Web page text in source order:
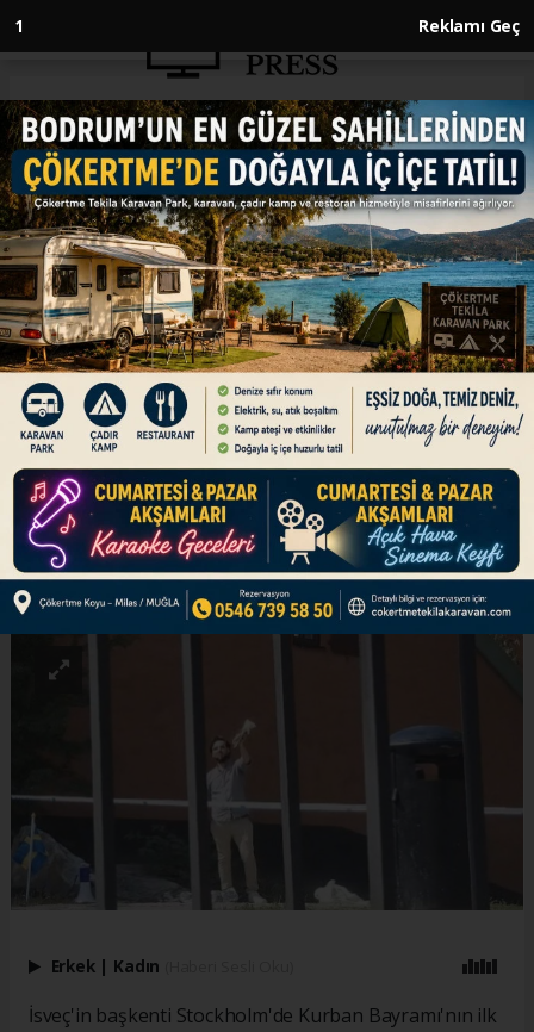
1 Reklamı Geç
Anasayfa DÜNYA
İsveç, Kur'an-ı Kerim yakma
eylemlerini durdurmak için
yasa değişikliğini tartışıyor
DÜNYA
08.07.2023 - 15:02, Güncelleme: 08.07.2023 - 15:02
İsveç Adalet Bakanı Gunnar Strömmer,
hükümetin, ülkede Kur'an-ı Kerim yakma
eylemlerini durdurmak için yasa değişikliği
yapılması konusunu görüştüğünü bildirdi.
ABONE OL
Erkek | Kadın
İsveç'in başkenti Stockholm'de Kurban Bayramı'nın ilk